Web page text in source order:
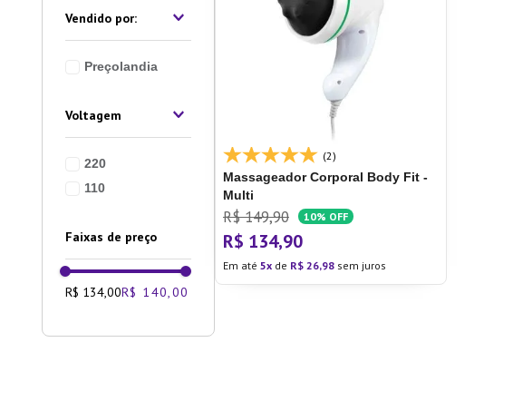
Preçolandia
Voltagem
220
110
Faixas de preço
R$ 134,00R$ 140,00
(2)
Massageador Corporal Body Fit -
Multi
R$ 149,90 10% OFF
R$ 134,90
Em até 5 de R$ 26,98 sem juros
7º
8
9º
10